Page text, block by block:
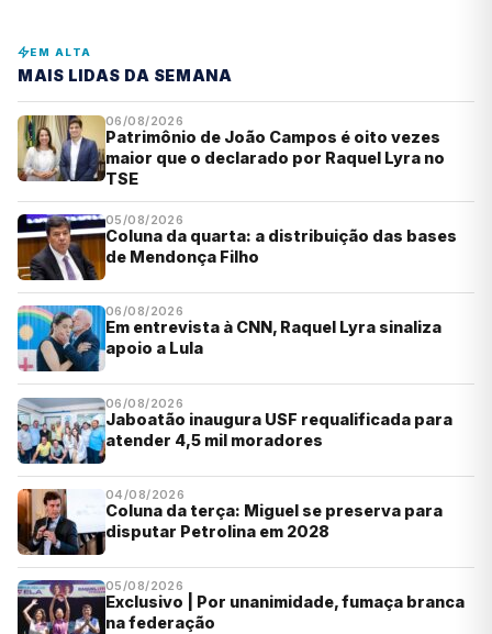
EM ALTA
MAIS LIDAS DA SEMANA
06/08/2026
Patrimônio de João Campos é oito vezes
maior que o declarado por Raquel Lyra no
TSE
05/08/2026
Coluna da quarta: a distribuição das bases
de Mendonça Filho
06/08/2026
Em entrevista à CNN, Raquel Lyra sinaliza
apoio a Lula
06/08/2026
Jaboatão inaugura USF requalificada para
atender 4,5 mil moradores
04/08/2026
Coluna da terça: Miguel se preserva para
disputar Petrolina em 2028
05/08/2026
Exclusivo | Por unanimidade, fumaça branca
na federação